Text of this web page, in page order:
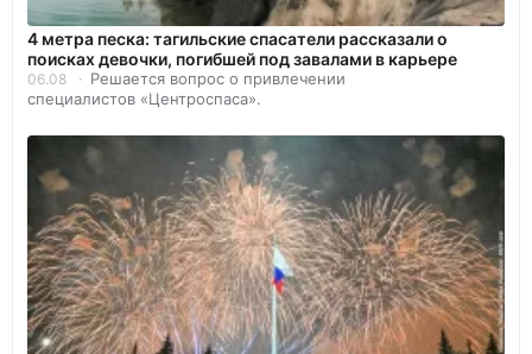
4 метра песка: тагильские спасатели рассказали о
поисках девочки, погибшей под завалами в карьере
06.08
Решается вопрос о привлечении
специалистов «Центроспаса».